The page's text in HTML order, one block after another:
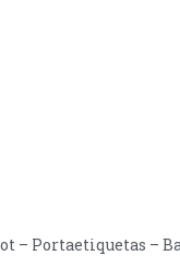
– Portaetiquetas –